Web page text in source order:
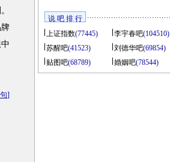
]
说 吧 排 行
上证指数(77445) 李宇春吧(104510)
苏醒吧(41523) 刘德华吧(69854)
贴图吧(68789) 婚姻吧(78544)